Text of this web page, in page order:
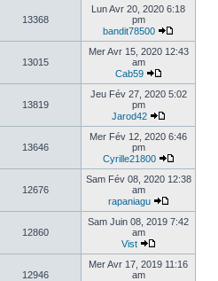
13368
Lun Avr 20, 2020 6:18
pm
bandit78500
13015
Mer Avr 15, 2020 12:43
am
Cab59
13819
Jeu Fév 27, 2020 5:02
pm
Jarod42
13646
Mer Fév 12, 2020 6:46
pm
Cyrille21800
12676
Sam Fév 08, 2020 12:38
am
rapaniagu
12860
Sam Juin 08, 2019 7:42
am
Vist
12946
Mer Avr 17, 2019 11:16
am